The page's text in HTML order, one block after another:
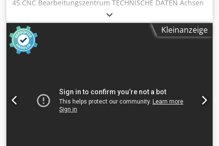
45 CNC Bearbeitungszentrum TECHNISCHE DATEN Achsen
Anzahl Achsen: 3 X-Achse: 450 mm Y-Achse: 300 mm Z-
Achse: 400 mm Vorschub Arbeitsvorschub X,Y,Z: 10`000
mm/min Eilvorschub X,Y,Z: 30`000 mm/min Dksdpfx Aajq U
Rm Hj Rsr Arbeitsdruckkraft X,Y: 2000 N Arbeitsdruckkraft
Z: 3300 N Palette Abmessungen: 400 x 300 mm Nutenzahl:
Werkzeugwechsler Magazinplätze: 16 Max.
Werkzeugdurchmesser: 63 mm Max. Werkzeuglänge: 150
mm Max. Werkzeuggewicht: 4 kg Werkzeugwechselzeit: 1,7
Kleinanzeige